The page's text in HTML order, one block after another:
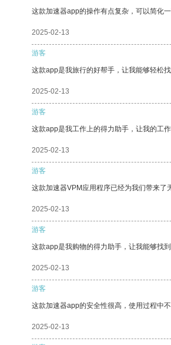
这款加速器app的操作有点复杂，可以简化
2025-02-13
游客
这款app是我旅行的好帮手，让我能够轻松
2025-02-13
游客
这款app是我工作上的得力助手，让我的工
2025-02-13
游客
这款加速器VPM应用程序已经为我们带来了
2025-02-13
游客
这款app是我购物的得力助手，让我能够找
2025-02-13
游客
这款加速器app的安全性很高，使用过程中
2025-02-13